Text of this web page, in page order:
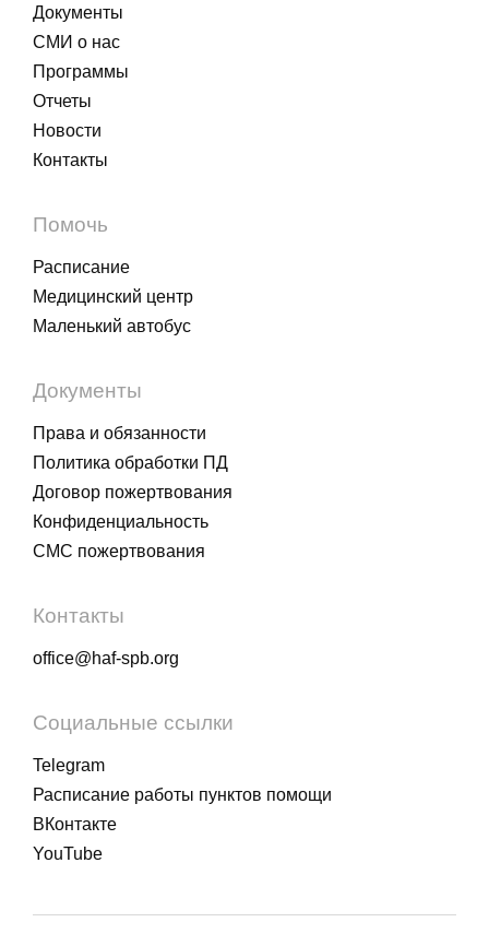
Документы
СМИ о нас
Программы
Отчеты
Новости
Контакты
Помочь
Расписание
Медицинский центр
Маленький автобус
Документы
Права и обязанности
Политика обработки ПД
Договор пожертвования
Конфиденциальность
СМС пожертвования
Контакты
office@haf-spb.org
Социальные ссылки
Telegram
Расписание работы пунктов помощи
ВКонтакте
YouTube